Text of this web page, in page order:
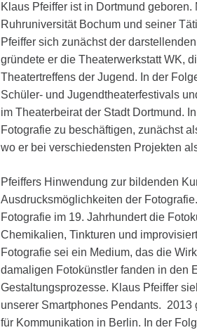
Klaus Pfeiffer ist in Dortmund
Ruhruniversität Bochum und seiner
Pfeiffer sich zunächst der
gründete er die Theaterwerkstatt WK,
Theatertreffens der Jugend. In der
Schüler- und Jugendtheaterfestivals
im Theaterbeirat der Stadt Dortmund.
Fotografie zu beschäftigen, zunächst
wo er bei verschiedensten Projekten
Pfeiffers Hinwendung zur bildenden
Ausdrucksmöglichkeiten der
Fotografie im 19. Jahrhundert die
Chemikalien, Tinkturen und
Fotografie sei ein Medium, das die
damaligen Fotokünstler fanden in den
Gestaltungsprozesse. Klaus Pfeiffer
unserer Smartphones Pendants. 2013
für Kommunikation in Berlin. In der